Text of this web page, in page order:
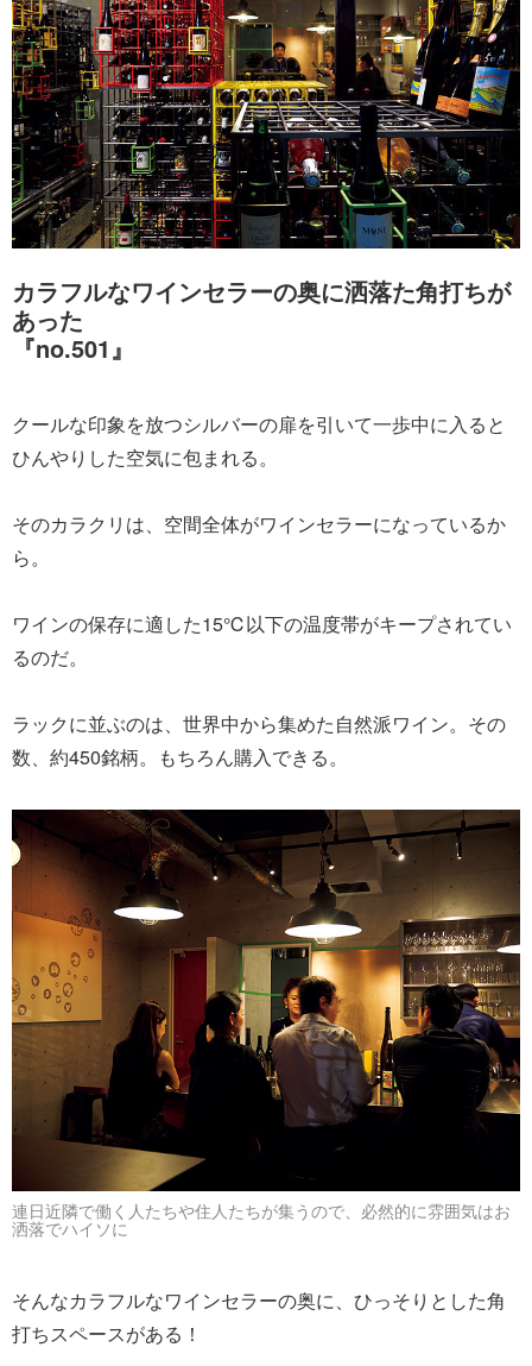
カラフルなワインセラーの奥に洒落た角打ちが
あった
『no.501』
クールな印象を放つシルバーの扉を引いて一歩中に入ると
ひんやりした空気に包まれる。
そのカラクリは、空間全体がワインセラーになっているか
ら。
ワインの保存に適した15℃以下の温度帯がキープされてい
るのだ。
ラックに並ぶのは、世界中から集めた自然派ワイン。その
数、約450銘柄。もちろん購入できる。
連日近隣で働く人たちや住人たちが集うので、必然的に雰囲気はお
洒落でハイソに
そんなカラフルなワインセラーの奥に、ひっそりとした角
打ちスペースがある！